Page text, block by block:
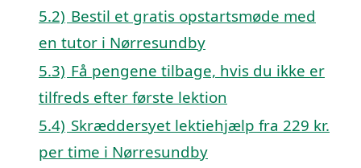
5.2) Bestil et gratis opstartsmøde med
en tutor i Nørresundby
5.3) Få pengene tilbage, hvis du ikke er
tilfreds efter første lektion
5.4) Skræddersyet lektiehjælp fra 229 kr.
per time i Nørresundby